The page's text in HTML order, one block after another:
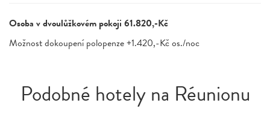
Osoba v dvoulůžkovém pokoji 61.820,-Kč
Možnost dokoupení polopenze +1.420,-Kč os./noc
Podobné hotely na Réunionu